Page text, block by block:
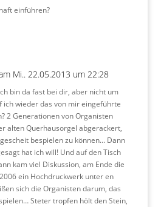
einführen?
Mi.. 22.05.2013 um 22:28
bin da fast bei dir, aber nicht um
ich wieder das von mir eingeführte
2 Generationen von Organisten
alten Querhausorgel abgerackert,
bespielen zu können… Dann
hat ich will! Und auf den Tisch
kam viel Diskussion, am Ende die
ein Hochdruckwerk unter en
sich die Organisten darum, das
Steter tropfen hölt den Stein,